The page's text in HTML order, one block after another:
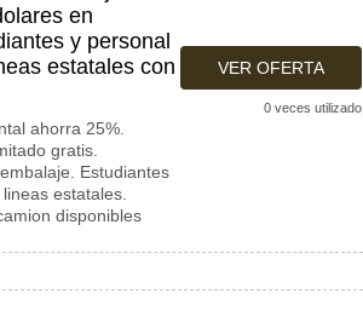
en
y personal
estatales con
ahorra 25%.
gratis.
Estudiantes
estatales.
disponibles
VER OFERTA
0 veces utilizado